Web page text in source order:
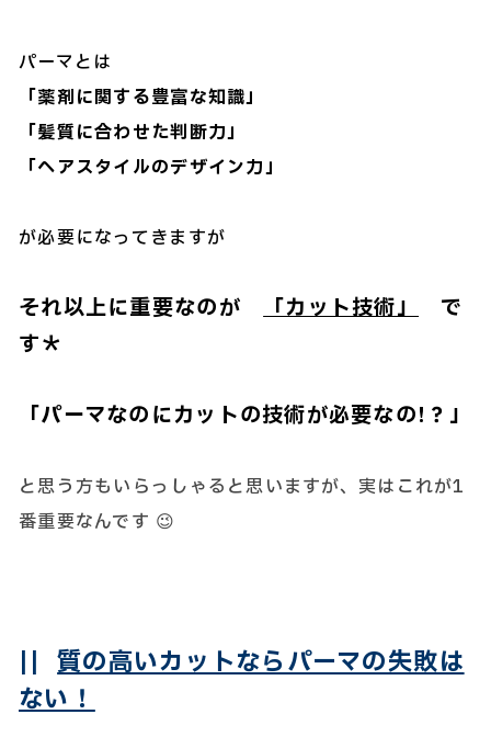
パーマとは
「薬剤に関する豊富な知識」
「髪質に合わせた判断力」
「ヘアスタイルのデザイン力」
が必要になってきますが
それ以上に重要なのが「カット技術」 で
す＊
「パーマなのにカットの技術が必要なの!？」
と思う方もいらっしゃると思いますが、実はこれが1
番重要なんです 😉
||質の高いカットならパーマの失敗は
ない！